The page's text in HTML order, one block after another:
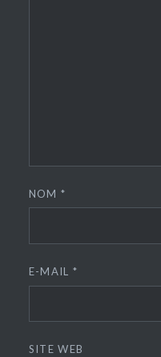
NOM*
E-MAIL *
SITE WEB